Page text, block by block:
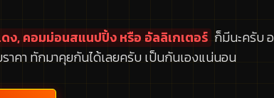
ง, คอมม่อนสแนปปิ้ง หรือ อัลลิเกเตอร์ ก็มีนะครับ
าคา ทักมาคุยกันได้เลยครับ เป็นกันเองแน่นอน